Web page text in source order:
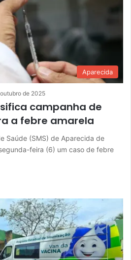
Aparecida
de 2025
campanha de
a febre amarela
Saúde (SMS) de Aparecida de
feira (6) um caso de febre